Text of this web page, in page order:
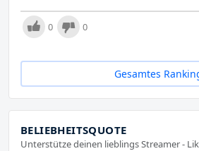
0 0
Gesamtes
BELIEBHEITSQUOTE
Unterstütze deinen lieblings Streamer -